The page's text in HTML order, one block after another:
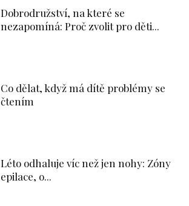
Dobrodružství, na které se
nezapomíná: Proč zvolit pro děti...
Co dělat, když má dítě problémy se
čtením
Léto odhaluje víc než jen nohy: Zóny
epilace, o...